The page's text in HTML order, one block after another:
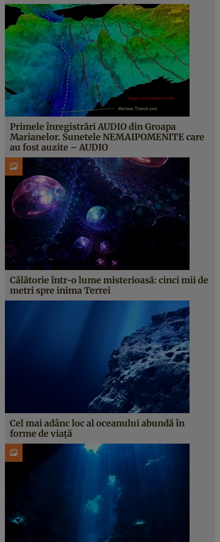
Primele înregistrări AUDIO din Groapa
Marianelor. Sunetele NEMAIPOMENITE care
au fost auzite – AUDIO
Călătorie într-o lume misterioasă: cinci mii de
metri spre inima Terrei
Cel mai adânc loc al oceanului abundă în
forme de viaţă